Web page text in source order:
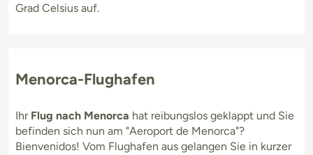
Grad Celsius auf.
Menorca-Flughafen
Ihr Flug nach Menorca hat reibungslos geklappt und Sie
befinden sich nun am "Aeroport de Menorca"?
Bienvenidos! Vom Flughafen aus gelangen Sie in kurzer